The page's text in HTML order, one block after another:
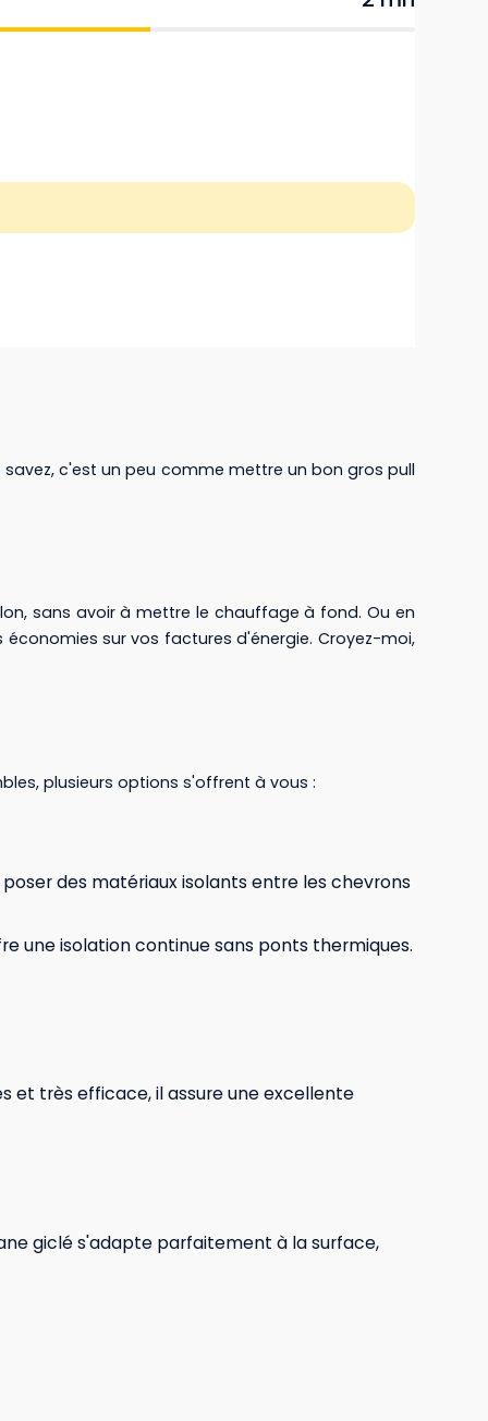
c'est un peu comme mettre un bon gros pull
sans avoir à mettre le chauffage à fond. Ou en
sur vos factures d'énergie. Croyez-moi,
plusieurs options s'offrent à vous :
des matériaux isolants entre les chevrons
une isolation continue sans ponts thermiques.
et très efficace, il assure une excellente
giclé s'adapte parfaitement à la surface,